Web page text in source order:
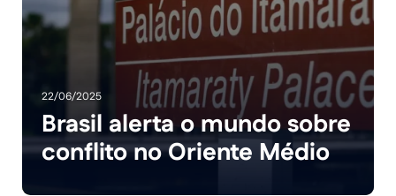
22/06/2025
Brasil alerta o mundo sobre
conflito no Oriente Médio